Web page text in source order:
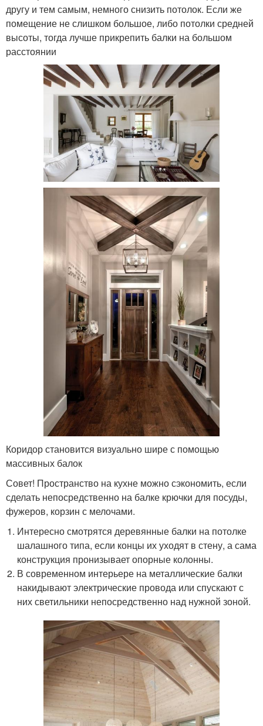
другу и тем самым, немного снизить потолок. Если же
помещение не слишком большое, либо потолки средней
высоты, тогда лучше прикрепить балки на большом
расстоянии
Коридор становится визуально шире с помощью
массивных балок
Совет! Пространство на кухне можно сэкономить, если
сделать непосредственно на балке крючки для посуды,
фужеров, корзин с мелочами.
Интересно смотрятся деревянные балки на потолке
шалашного типа, если концы их уходят в стену, а сама
конструкция пронизывает опорные колонны.
В современном интерьере на металлические балки
накидывают электрические провода или спускают с
них светильники непосредственно над нужной зоной.